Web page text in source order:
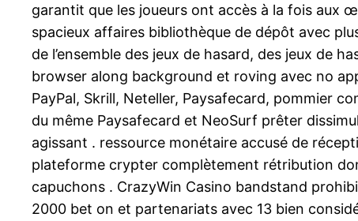
garantit que les joueurs ont accès à la fois aux
spacieux affaires bibliothèque de dépôt avec
de l’ensemble des jeux de hasard, des jeux de
browser along background et roving avec no
PayPal, Skrill, Neteller, Paysafecard, pommier
du même Paysafecard et NeoSurf prêter
agissant . ressource monétaire accusé de
plateforme crypter complètement rétribution
capuchons . CrazyWin Casino bandstand
2000 bet on et partenariats avec 13 bien